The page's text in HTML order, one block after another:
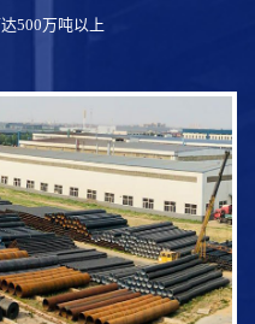
500万吨以上